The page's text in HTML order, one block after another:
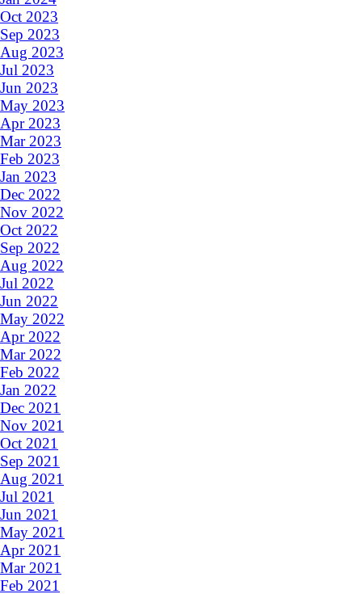
Oct 2023
Sep 2023
Aug 2023
Jul 2023
Jun 2023
May 2023
Apr 2023
Mar 2023
Feb 2023
Jan 2023
Dec 2022
Nov 2022
Oct 2022
Sep 2022
Aug 2022
Jul 2022
Jun 2022
May 2022
Apr 2022
Mar 2022
Feb 2022
Jan 2022
Dec 2021
Nov 2021
Oct 2021
Sep 2021
Aug 2021
Jul 2021
Jun 2021
May 2021
Apr 2021
Mar 2021
Feb 2021